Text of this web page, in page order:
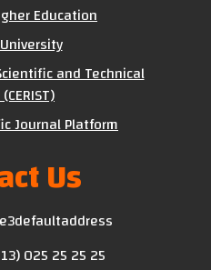
Education
and Technical
Journal Platform
Us
025 25 25 25